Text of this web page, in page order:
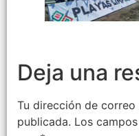
Deja una
Tu dirección de
publicada. Los